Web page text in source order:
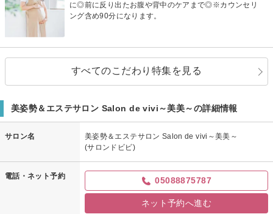
に◎前に反り出たお腹や背中のケアまで◎※カウンセリ
ング含め90分になります。
すべてのこだわり特集を見る
美姿勢＆エステサロン Salon de vivi～美美～の詳細情報
サロン名
美姿勢＆エステサロン Salon de vivi～美美～
(サロンドビビ)
電話・ネット予約 05088875787
ネット予約へ進む